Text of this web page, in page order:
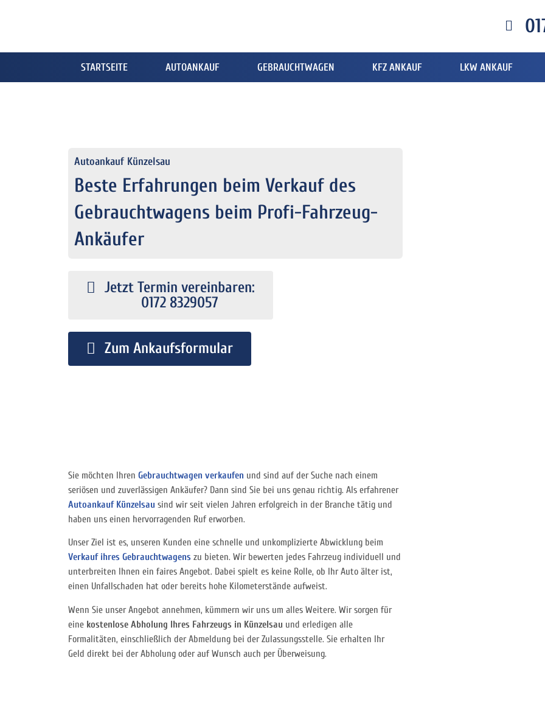
STARTSEITE AUTOANKAUF GEBRAUCHTWAGEN KFZ ANKAUF LKW ANKAUF
Autoankauf Künzelsau
Beste Erfahrungen beim Verkauf des
Gebrauchtwagens beim Profi-Fahrzeug-
Ankäufer
Jetzt Termin vereinbaren:
0172 8329057
Zum Ankaufsformular
Sie möchten Ihren Gebrauchtwagen verkaufen und sind auf der Suche nach einem
seriösen und zuverlässigen Ankäufer? Dann sind Sie bei uns genau richtig. Als erfahrener
Autoankauf Künzelsau sind wir seit vielen Jahren erfolgreich in der Branche tätig und
haben uns einen hervorragenden Ruf erworben.
Unser Ziel ist es, unseren Kunden eine schnelle und unkomplizierte Abwicklung beim
Verkauf ihres Gebrauchtwagens zu bieten. Wir bewerten jedes Fahrzeug individuell und
unterbreiten Ihnen ein faires Angebot. Dabei spielt es keine Rolle, ob Ihr Auto älter ist,
einen Unfallschaden hat oder bereits hohe Kilometerstände aufweist.
Wenn Sie unser Angebot annehmen, kümmern wir uns um alles Weitere. Wir sorgen für
eine kostenlose Abholung Ihres Fahrzeugs in Künzelsau und erledigen alle
Formalitäten, einschließlich der Abmeldung bei der Zulassungsstelle. Sie erhalten Ihr
Geld direkt bei der Abholung oder auf Wunsch auch per Überweisung.